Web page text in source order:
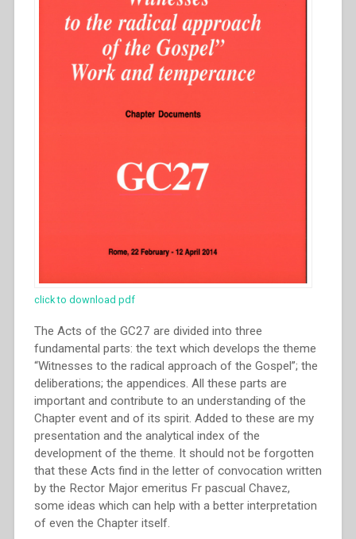
click to download pdf
The Acts of the GC27 are divided into three
fundamental parts: the text which develops the theme
“Witnesses to the radical approach of the Gospel”; the
deliberations; the appendices. All these parts are
important and contribute to an understanding of the
Chapter event and of its spirit. Added to these are my
presentation and the analytical index of the
development of the theme. It should not be forgotten
that these Acts find in the letter of convocation written
by the Rector Major emeritus Fr pascual Chavez,
some ideas which can help with a better interpretation
of even the Chapter itself.